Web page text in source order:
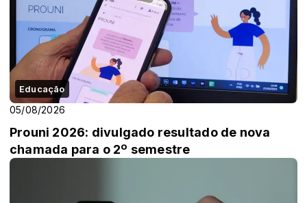
Educação
05/08/2026
Prouni 2026: divulgado resultado de nova
chamada para o 2º semestre